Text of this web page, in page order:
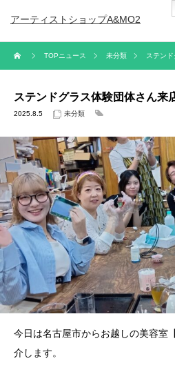
アーティストショップA&MO2
TOPニュース 未分類 ステン
ステンドグラス体験団体さん来
2025.8.5 未分類
今日は名古屋市からお越しの美容室
介します。